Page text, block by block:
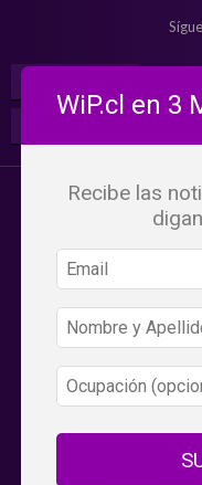
WiP.cl en 3
Recibe las